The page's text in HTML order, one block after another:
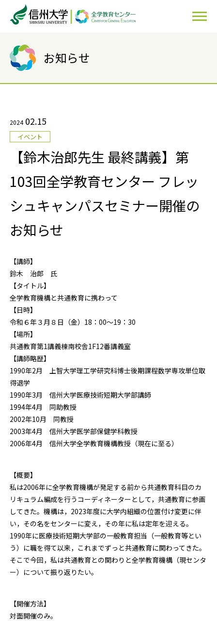
お知らせ
202402.15
イベント
【鈴木治郎先生 最終講義】第
103回全学教育センター フレッ
シュキャンパスセミナー開催の
お知らせ
【講師】
鈴木 治郎 氏
【タイトル】
全学教育機構と共通教育に携わって
【日時】
令和６年３月８日（金）18：00～19：30
【場所】
共通教育第1講義棟南校舎1F12番講義室
【講師略歴】
1990年2月 上智大学理工学研究科博士後期課程数学専攻単位取
得退学
1990年3月 信州大学医療技術短期大学部講師
1994年4月 同助教授
2002年10月 同教授
2003年4月 信州大学医学部保健学科教授
2006年4月 信州大学全学教育機構教授（現在に至る）
【概要】
私は2006年に全学教育機構が発足する前から共通教育科目のカ
リキュラム編成を行うコーディネーターとして，共通教育に参画
してきた。機構は，2023年度に大学内組織の位置付け変更に伴
い，その名をセンターに変え，その年に私は定年を迎える。
1990年に医療技術短期大学部の一般教育担当（一般教育等とい
う）に職を得て以来，これまでずっと共通教育に関わってきた。
そこで今回，私は共通教育との関わりと全学教育機構（現センタ
ー）について振り返りたい。
【開催方法】
対面開催のみ。